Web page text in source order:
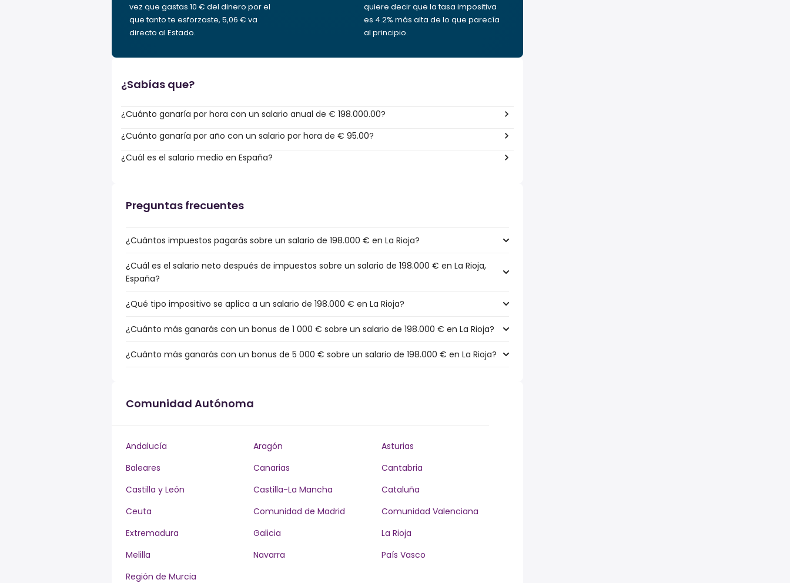
vez que gastas 10 € del dinero por el
que tanto te esforzaste, 5,06 € va
directo al Estado.
quiere decir que la tasa impositiva
es 4.2% más alta de lo que parecía
al principio.
¿Sabías que?
¿Cuánto ganaría por hora con un salario anual de € 198.000.00?
¿Cuánto ganaría por año con un salario por hora de € 95.00?
¿Cuál es el salario medio en España?
Preguntas frecuentes
¿Cuántos impuestos pagarás sobre un salario de 198.000 € en La Rioja?
¿Cuál es el salario neto después de impuestos sobre un salario de 198.000 € en La Rioja,
España?
¿Qué tipo impositivo se aplica a un salario de 198.000 € en La Rioja?
¿Cuánto más ganarás con un bonus de 1 000 € sobre un salario de 198.000 € en La Rioja?
¿Cuánto más ganarás con un bonus de 5 000 € sobre un salario de 198.000 € en La Rioja?
Comunidad Autónoma
Andalucía Aragón
Asturias
Baleares
Canarias
Cantabria
Castilla y León
Castilla-La Mancha
Cataluña
Ceuta
Comunidad de Madrid
Comunidad Valenciana
Extremadura
Galicia
La Rioja
Melilla
Navarra
País Vasco
Región de Murcia